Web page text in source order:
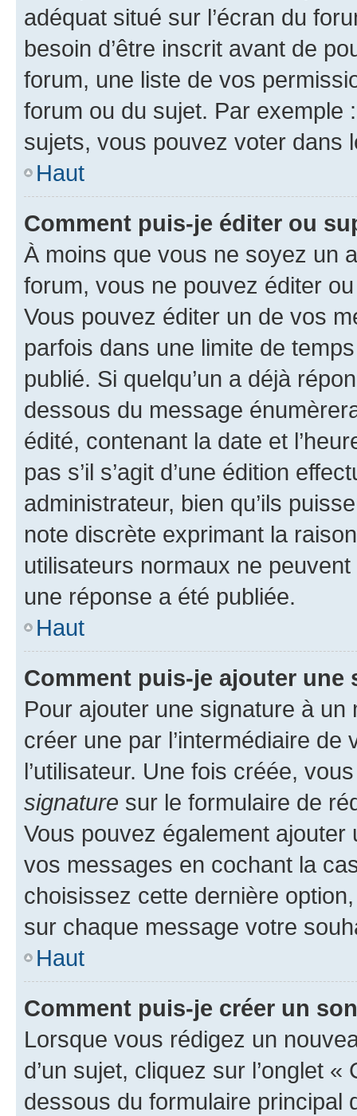
adéquat situé sur l’écran du
besoin d’être inscrit avant de
forum, une liste de vos
forum ou du sujet. Par exemple
sujets, vous pouvez voter dans
Haut
Comment puis-je éditer ou
À moins que vous ne soyez un
forum, vous ne pouvez éditer
Vous pouvez éditer un de vos
parfois dans une limite de
publié. Si quelqu’un a déjà
dessous du message
édité, contenant la date et
pas s’il s’agit d’une édition
administrateur, bien qu’ils
note discrète exprimant la
utilisateurs normaux ne
une réponse a été publiée.
Haut
Comment puis-je ajouter une
Pour ajouter une signature à un
créer une par l’intermédiaire
l’utilisateur. Une fois créée,
signature sur le formulaire de
Vous pouvez également
vos messages en cochant la
choisissez cette dernière
sur chaque message votre
Haut
Comment puis-je créer un
Lorsque vous rédigez un
d’un sujet, cliquez sur l’onglet
dessous du formulaire principal